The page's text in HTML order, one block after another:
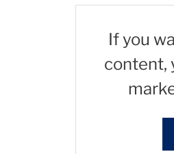
If you
content,